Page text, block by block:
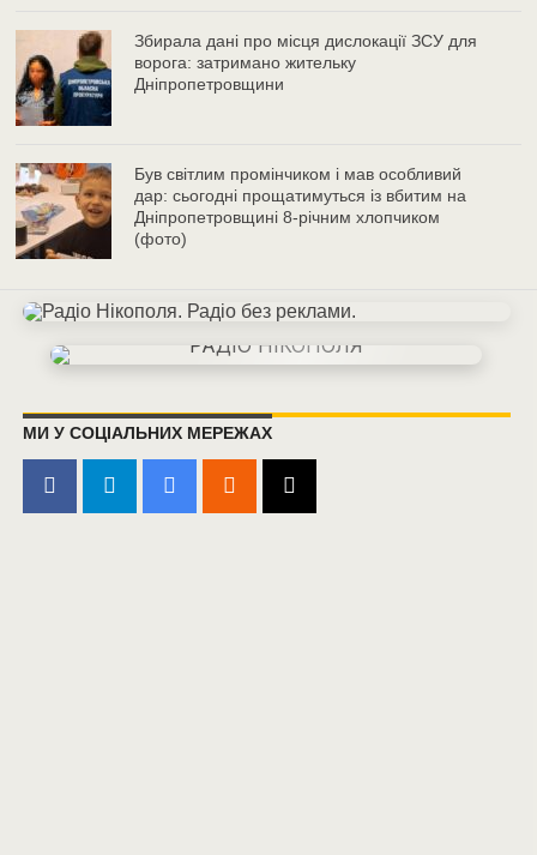
Збирала дані про місця дислокації ЗСУ для
ворога: затримано жительку
Дніпропетровщини
Був світлим промінчиком і мав особливий
дар: сьогодні прощатимуться із вбитим на
Дніпропетровщині 8-річним хлопчиком
(фото)
МИ У СОЦІАЛЬНИХ МЕРЕЖАХ